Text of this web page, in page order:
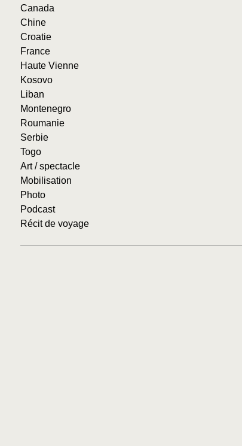
Canada
Chine
Croatie
France
Haute Vienne
Kosovo
Liban
Montenegro
Roumanie
Serbie
Togo
Art / spectacle
Mobilisation
Photo
Podcast
Récit de voyage